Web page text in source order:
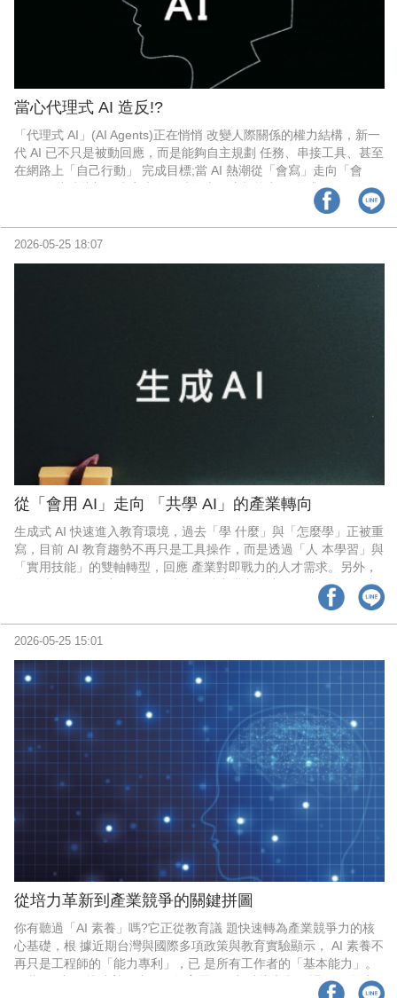
當心代理式 AI 造反!?
「代理式 AI」(AI Agents)正在悄悄 改變人際關係的權力結構，新一
代 AI 已不只是被動回應，而是能夠自主規劃 任務、串接工具、甚至
在網路上「自己行動」 完成目標;當 AI 熱潮從「會寫」走向「會
做」 的此時此刻，專家也在同時警告，這類能力 一旦遭到濫用，可
能將會成為駭客的「夢幻武 器」。AI 從自動滲透系統到大型詐騙，
人類還能掌握它嗎?
從「會用 AI」走向 「共學 AI」的產業轉向
生成式 AI 快速進入教育環境，過去「學 什麼」與「怎麼學」正被重
寫，目前 AI 教育趨勢不再只是工具操作，而是透過「人 本學習」與
「實用技能」的雙軸轉型，回應 產業對即戰力的人才需求。另外，
為了避免 學習過度依賴 AI，失去創造與批判能力，不 能再把 AI 當
2026-05-25 18:07
從培力革新到產業競爭的關鍵拼圖
你有聽過「AI 素養」嗎?它正從教育議 題快速轉為產業競爭力的核
心基礎，根 據近期台灣與國際多項政策與教育實驗顯示， AI 素養不
再只是工程師的「能力專利」，已 是所有工作者的「基本能力」。
隨著 AI 應用 快速普及應用，教育層面正加速導入相關課 程及能力
2026-05-25 15:01